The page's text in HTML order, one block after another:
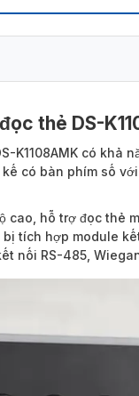
thẻ DS-
K1108AMK có khả
kế có bàn phím số
cao, hỗ trợ đọc thẻ
tích hợp module
nối RS-485,